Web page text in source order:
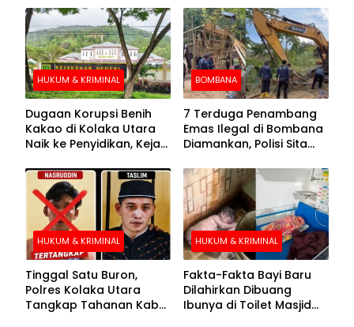
HUKUM & KRIMINAL
Dugaan Korupsi Benih
Kakao di Kolaka Utara
Naik ke Penyidikan, Kejari
BOMBANA
7 Terduga Penambang
Emas Ilegal di Bombana
Diamankan, Polisi Sita
Crusher
HUKUM & KRIMINAL
Tinggal Satu Buron,
Polres Kolaka Utara
Tangkap Tahanan Kabur
HUKUM & KRIMINAL
Fakta-Fakta Bayi Baru
Dilahirkan Dibuang
Ibunya di Toilet Masjid